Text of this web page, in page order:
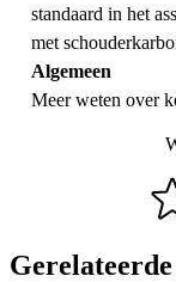
standaard in het
met
Algemeen
Meer weten over